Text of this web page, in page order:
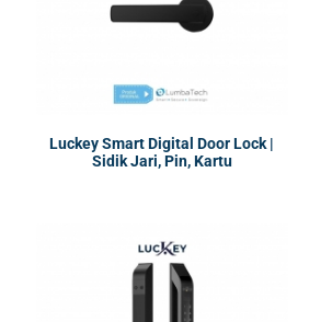
Luckey Smart Digital Door Lock |
Sidik Jari, Pin, Kartu